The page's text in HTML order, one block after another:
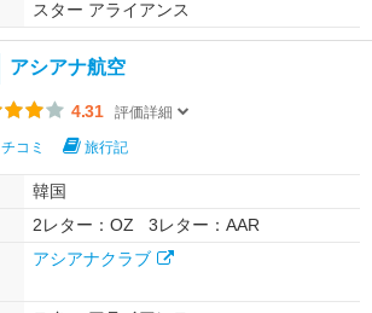
スター アライアンス
アシアナ航空
4.31 評価詳細
コミ 旅行記
韓国
2レター：OZ 3レター：AAR
アシアナクラブ